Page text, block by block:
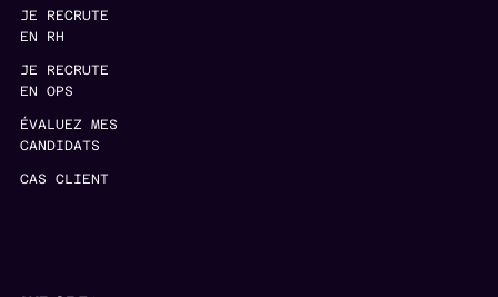
JE RECRUTE
EN RH
JE RECRUTE
EN OPS
ÉVALUEZ MES
CANDIDATS
CAS CLIENT